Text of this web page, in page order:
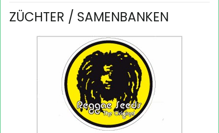
ZÜCHTER / SAMENBANKEN